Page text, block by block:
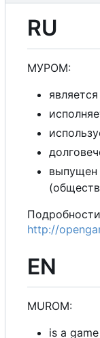
RU
МУРОМ:
выпущен
http://
EN
MUROM:
is a